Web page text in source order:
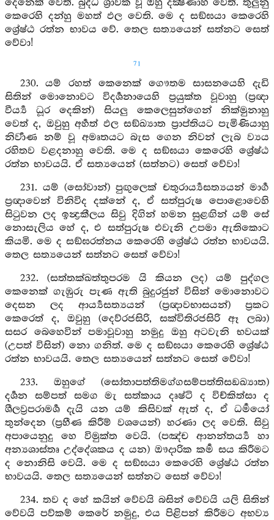
දෙනෙක් වෙති. බුද්ධ ශ්‍රාවක වූ ඔහු දක්‍ෂිණාර්‍හ වෙති. තුලුනු
කෙරෙහි දන්හු මහත් ඵල වෙති. මෙ ද සඞ්ඝයා කෙරෙහි
ශ්‍රේෂ්ඨ රත්න භාවය වේ. තෙල සත්‍යයෙන් සත්නට සෙත්
වේවා!
71
230. යම් රහත් කෙනෙක් ගෞතම සාසනයෙහි දැඩි
සිතින් මොනොවට විදර්‍ශනායෙහි ප්‍රයුක්ත වූවාහු (ප්‍රඥා
වීර්‍ය්‍ය ධූර දෙකින්) සියලු කෙලෙසුන්ගෙන් නික්මුනාහු
වෙත් ද, ඔවුහු අර්‍හත් ඵල සඞ්ඛ්‍යාත ප්‍රාප්තියට පැමිණියාහු
නිර්‍වාණ නම් වූ අමෘතයට බැස ගෙන නිවන් ලැබ ව්‍යය
රහිතව වළදනාහු වෙති. මෙ ද සඞ්ඝයා කෙරෙහි ශ්‍රේෂ්ඨ
රත්න භාවයයි. ඒ සත්‍යයෙන් (සත්නට) සෙත් වේවා!
231. යම් (සෝවාන්) පුඟුලෙක් චතුරාර්‍ය්‍යසත්‍යයන් මාර්‍ග
ප්‍රඥාවෙන් විනිවිද දක්නේ ද, ඒ සත්පුරුෂ පොළොවෙහි
සිටුවන ලද ඉන්‍ද්‍රකීලය සිවු දිගින් හමන සුළඟින් යම් සේ
නොසැලිය හේ ද, එ සත්පුරුෂ එවැනි උපමා ඇතිකොට
කියමි. මෙ ද සඞ්ඝරත්නය කෙරෙහි ශ්‍රේෂ්ඨ රත්න භාවයයි.
තෙල සත්‍යයෙන් සත්නට සෙත් වේවා!
232. (සත්තක්ඛත්තුපරම යි කියන ලද) යම් පුද්ගල
කෙනෙක් ගැඹුරු පැණ ඇති බුදුරජුන් විසින් මොනොවට
දෙසන ලද ආර්‍ය්‍යසත්‍යයන් (ප්‍රඥාවභාසයන්) ප්‍රකට
කෙරෙත් ද, ඔවුහු (දෙව්රජසිරි, සක්විතිරජසිරි ඈ ලබා)
සසර බෙහෙවින් පමාවූවාහු නමුදු ඔහු අටවැනි භවයක්
(උපත් විසින්) නො ගනිත්. මෙ ද සඞ්ඝයා කෙරෙහි ශ්‍රේෂ්ඨ
රත්න භාවයයි. තෙල සත්‍යයෙන් සත්නට සෙත් වේවා!
233. ඔහුගේ (සෝතාපත්තිමග්ගසම්පත්තිසඞඛ්‍යාත)
දර්‍ශන සම්පත් සමග මැ සත්කාය දෘෂ්ටි ද විච්කිත්සා ද
ශීලව්‍රපරාමර්‍ශ දැයි යන යම් කිසිවක් ඇත් ද, ඒ ධර්‍මයෝ
තුන්දෙන (ප්‍රහීණ කිරීම් වශයෙන්) හරණා ලද වෙති. සිවු
අපායෙනුදු හෙ විමුක්ත වෙයි. (පඤ්ච ආනන්තර්‍ය්‍ය හා
අන්‍යශාස්තෘ උද්දේශකය ද යන) ඖදාරික කර්‍ම සය කිරීමට
ද නොනිසි වෙයි. මෙ ද සඞ්ඝයා කෙරෙහි ශ්‍රේෂ්ඨ රත්න
භාවයයි. තෙල සත්‍යයෙන් සත්නට සෙත් වේවා!
234. තව ද හේ කයින් වේවයි බසින් වේවයි යලි සිතින්
වේවයි පව්කම් කෙරේ නමුදු, එය පිළිපන් කිරීමට අභව්‍ය